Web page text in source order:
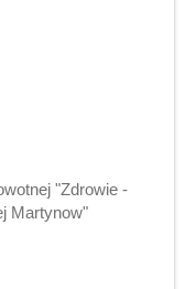
"Zdrowie -
Martynow"